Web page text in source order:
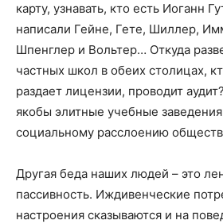
карту, узнавать, кто есть Иоганн
написали Гейне, Гете, Шиллер,
Шпенглер и Вольтер… Откуда
частных школ в обеих столицах,
раздает лицензии, проводит
якобы элитные учебные
социальному расслоению
Другая беда наших людей – это
пассивность. Иждивенческие
настроения сказываются и на